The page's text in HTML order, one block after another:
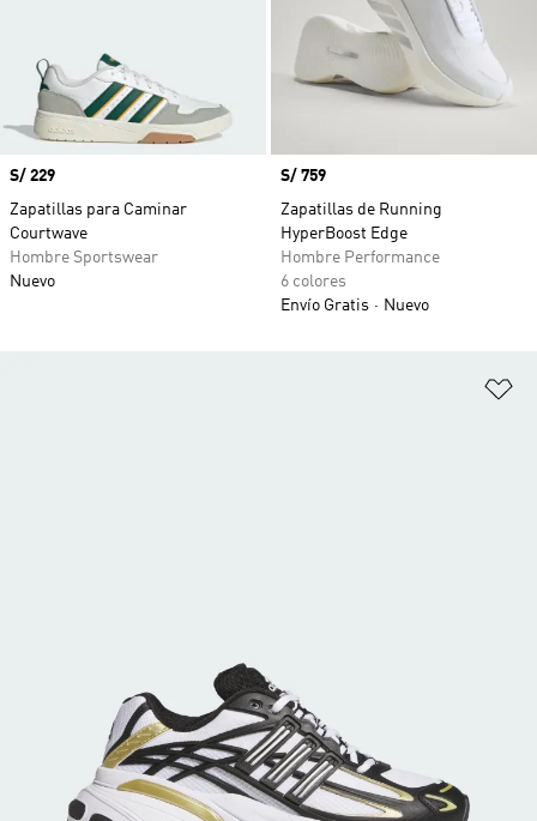
Precio
S/ 229
Zapatillas para Caminar
Courtwave
Hombre Sportswear
Nuevo
Precio
S/ 759
Zapatillas de Running
HyperBoost Edge
Hombre Performance
6 colores
Envío Gratis
Nuevo